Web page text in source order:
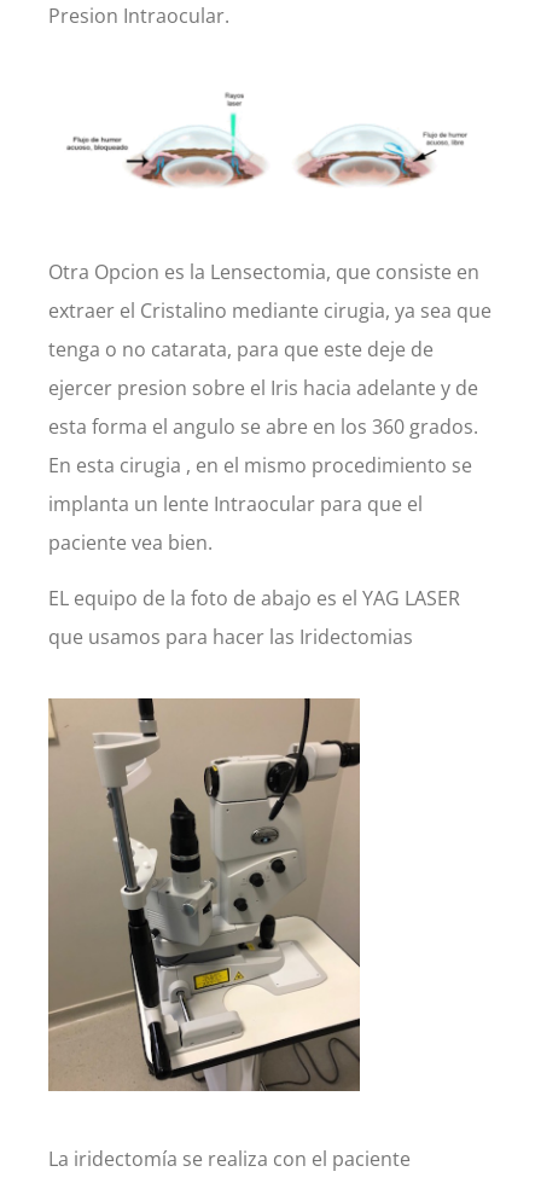
Presion Intraocular.
Otra Opcion es la Lensectomia, que consiste en
extraer el Cristalino mediante cirugia, ya sea que
tenga o no catarata, para que este deje de
ejercer presion sobre el Iris hacia adelante y de
esta forma el angulo se abre en los 360 grados.
En esta cirugia , en el mismo procedimiento se
implanta un lente Intraocular para que el
paciente vea bien.
EL equipo de la foto de abajo es el YAG LASER
que usamos para hacer las Iridectomias
La iridectomía se realiza con el paciente